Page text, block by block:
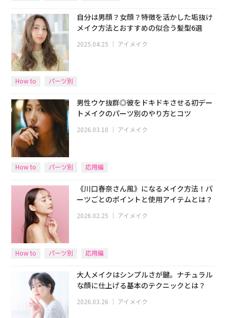
自分は男顔？女顔？特徴を活かした垢抜け
メイク方法とおすすめの似合う髪型6選
2025.04.25 ｜ アイメイク
How to パーツ別
男性ウケ抜群◎彼をドキドキさせる初デー
トメイクのパーツ別のやり方とコツ
2026.03.10 アイメイク
How to パーツ別 応用編
《川口春奈さん風》になるメイク方法！パ
ーツごとのポイントと使用アイテムとは？
2026.02.25 ｜ アイメイク
How to パーツ別 応用編
大人メイクはシンプルさが鍵。ナチュラル
な顔に仕上げる基本のテクニックとは？
2026.03.26 ｜ アイメイク